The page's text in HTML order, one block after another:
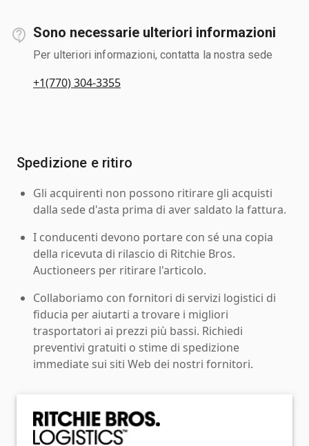
Sono necessarie ulteriori informazioni
Per ulteriori informazioni, contatta la nostra sede
+1(770) 304-3355
Spedizione e ritiro
Gli acquirenti non possono ritirare gli acquisti
dalla sede d'asta prima di aver saldato la fattura.
I conducenti devono portare con sé una copia
della ricevuta di rilascio di Ritchie Bros.
Auctioneers per ritirare l'articolo.
Collaboriamo con fornitori di servizi logistici di
fiducia per aiutarti a trovare i migliori
trasportatori ai prezzi più bassi. Richiedi
preventivi gratuiti o stime di spedizione
immediate sui siti Web dei nostri fornitori.